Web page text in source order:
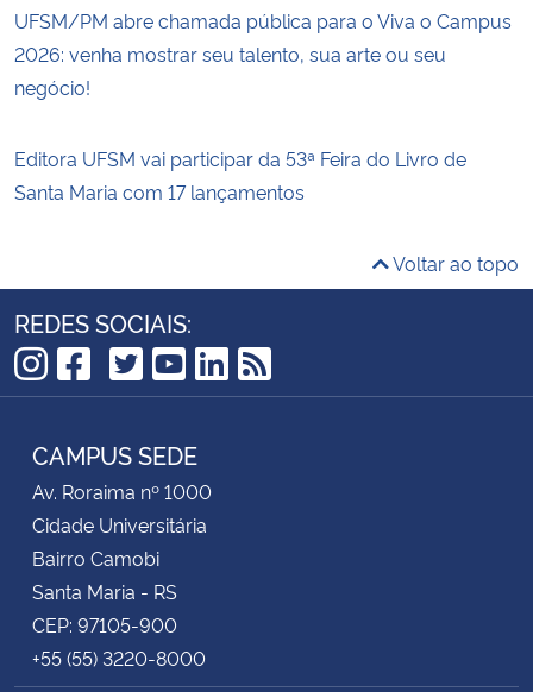
UFSM/PM abre chamada pública para o Viva o Campus
2026: venha mostrar seu talento, sua arte ou seu
negócio!
Editora UFSM vai participar da 53ª Feira do Livro de
Santa Maria com 17 lançamentos
Voltar ao topo
REDES SOCIAIS:
Instagram
Facebook
TikTok
Twitter
YouTube
LinkedIn
RSS
CAMPUS SEDE
Av. Roraima nº 1000
Cidade Universitária
Bairro Camobi
Santa Maria - RS
CEP: 97105-900
+55 (55) 3220-8000